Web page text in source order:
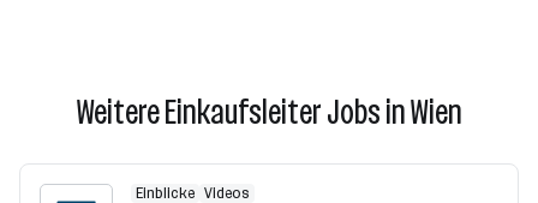
Weitere Einkaufsleiter Jobs in Wien
Einblicke Videos